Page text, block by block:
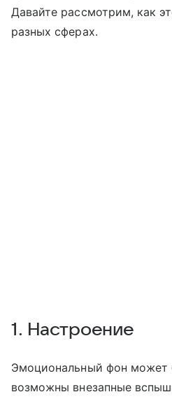
Давайте рассмотрим, как
разных сферах.
1. Настроение
Эмоциональный фон может
возможны внезапные